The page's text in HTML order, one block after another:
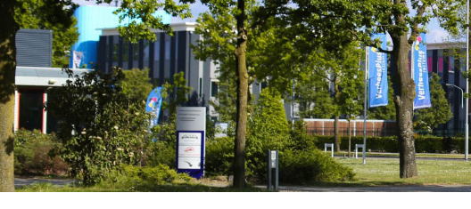
Ondernemers Klankbord
Leden
Bijeenkomsten
Lid worden